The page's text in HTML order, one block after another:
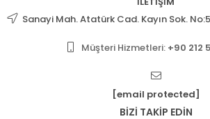
Sanayi Mah. Atatürk Cad. Kayın Sok.
Müşteri Hizmetleri: +90 212
[email protected]
BİZİ TAKİP EDİN